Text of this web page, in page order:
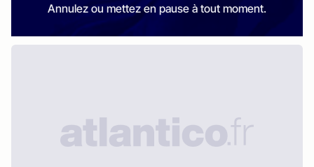
Annulez ou mettez en pause à tout moment.